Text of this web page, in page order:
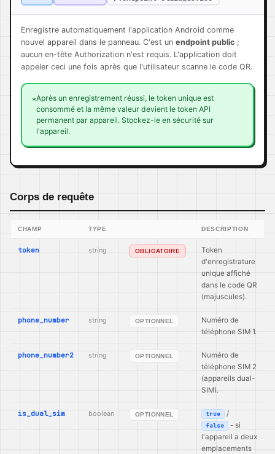
Enregistre automatiquement l'application Android comme
nouvel appareil dans le panneau. C'est un endpoint public ;
aucun en-tête Authorization n'est requis. L'application doit
appeler ceci une fois après que l'utilisateur scanne le code QR.
*Après un enregistrement réussi, le token unique est
consommé et la même valeur devient le token API
permanent par appareil. Stockez-le en sécurité sur
l'appareil.
Corps de requête
CHAMP TYPE DESCRIPTION
token string OBLIGATOIRE
Token
d'enregistrature
unique affiché
dans le code QR
(majuscules).
phone_number string OPTIONNEL
Numéro de
téléphone SIM 1.
phone_number2 string OPTIONNEL
Numéro de
téléphone SIM 2
(appareils dual-
SIM).
is_dual_sim boolean OPTIONNEL true /
false
- si
l'appareil a deux
emplacements